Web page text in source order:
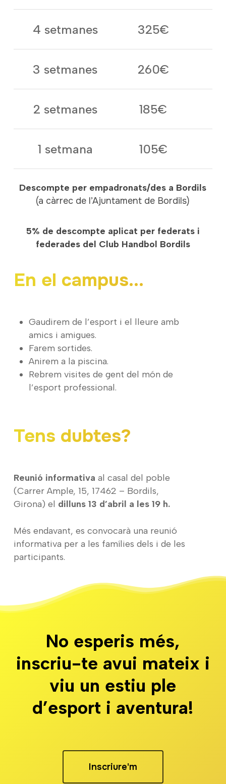
4 setmanes 325€
3 setmanes 260€
2 setmanes 185€
1 setmana 105€
Descompte per empadronats/des a Bordils
(a càrrec de l’Ajuntament de Bordils)
5% de descompte aplicat per federats i
federades del Club Handbol Bordils
En el campus...
Gaudirem de l’esport i el lleure amb
amics i amigues.
Farem sortides.
Anirem a la piscina.
Rebrem visites de gent del món de
l’esport professional.
Tens dubtes?
Reunió informativa al casal del poble
(Carrer Ample, 15, 17462 – Bordils,
Girona) el dilluns 13 d’abril a les 19 h.
Més endavant, es convocarà una reunió
informativa per a les famílies dels i de les
participants.
No esperis més,
inscriu-te avui mateix i
viu un estiu ple
d’esport i aventura!
Inscriure'm